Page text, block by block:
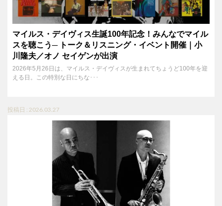
マイルス・デイヴィス生誕100年記念！みんなでマイル
スを聴こう─ トーク＆リスニング・イベント開催｜小
川隆夫／オノ セイゲンが出演
2026年5月26日は、マイルス・デイヴィスが生まれてちょうど100年を迎
える日。この特別な日にちな･･･
投稿日 : 2026.03.27